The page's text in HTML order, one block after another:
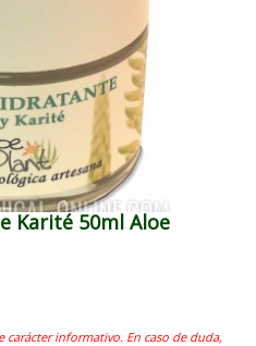
Karité 50ml Aloe
informativo. En caso de duda,